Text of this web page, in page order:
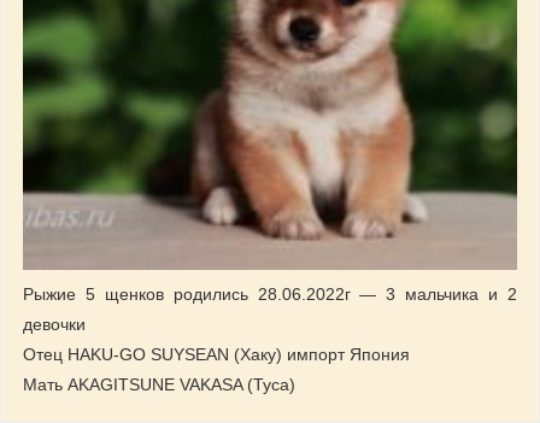
Рыжие 5 щенков родились 28.06.2022г — 3 мальчика и 2
девочки
Отец HAKU-GO SUYSEAN (Хаку) импорт Япония
Мать AKAGITSUNE VAKASA (Туса)